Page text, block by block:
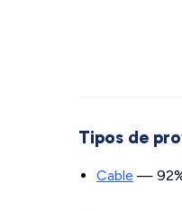
Tipos de
Cable —